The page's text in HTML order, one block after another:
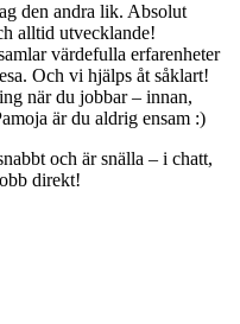
den andra lik. Absolut
alltid utvecklande!
värdefulla erfarenheter
Och vi hjälps åt såklart!
när du jobbar – innan,
är du aldrig ensam :)
och är snälla – i chatt,
direkt!